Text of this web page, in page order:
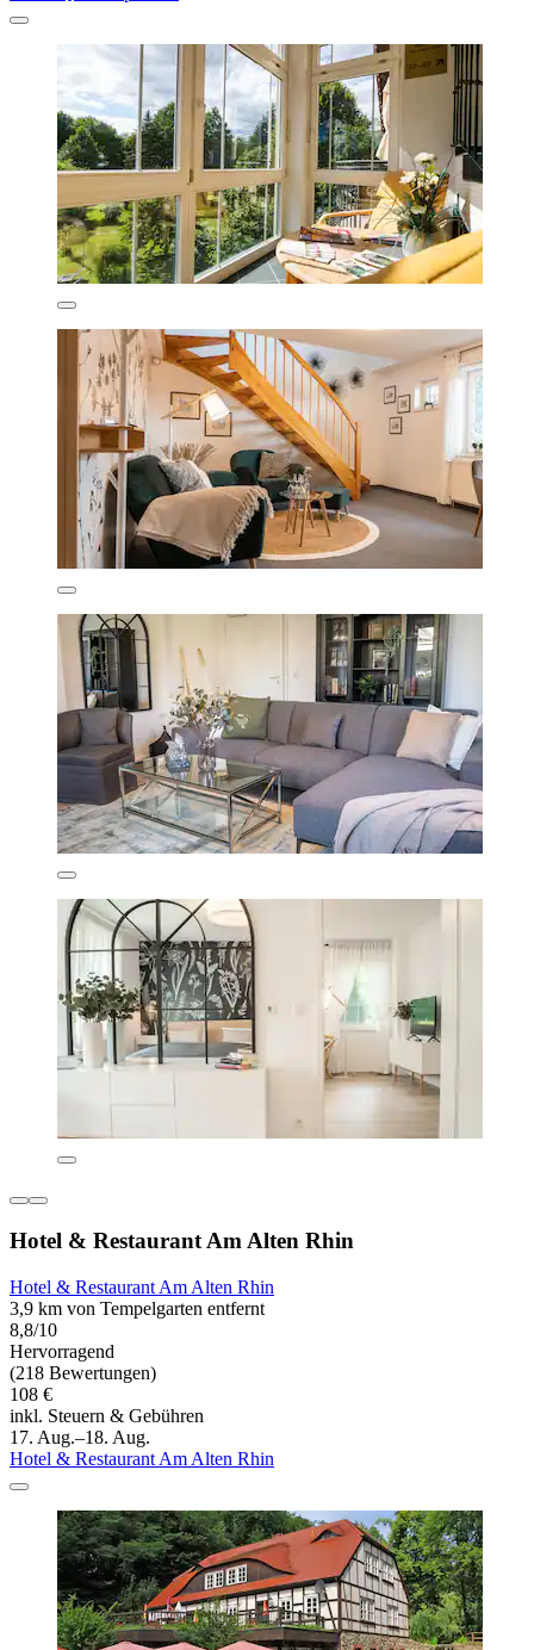
Hotel & Restaurant Am Alten Rhin
Hotel & Restaurant Am Alten Rhin
3,9 km von Tempelgarten entfernt
8,8/10
Hervorragend
(218 Bewertungen)
108 €
inkl. Steuern & Gebühren
17. Aug.–18. Aug.
Hotel & Restaurant Am Alten Rhin